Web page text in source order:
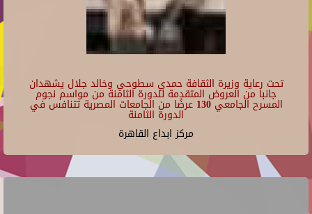
تحت رعاية وزيرة الثقافة حمدي سطوحي وخالد جلال يشهدان
جانبا من العروض المتقدمة للدورة الثامنة من مواسم نجوم
المسرح الجامعي 130 عرضًا من الجامعات المصرية تتنافس في
الدورة الثامنة
مركز ابداع القاهرة